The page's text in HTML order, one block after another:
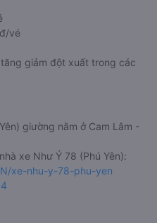
vé
giảm đột xuất trong các
giường nằm ở Cam Lâm -
xe Như Ý 78 (Phú Yên):
xe-nhu-y-78-phu-yen